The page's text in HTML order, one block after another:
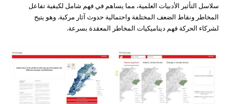
سلاسل التأثير الأدبيات العلمية، مما يساهم في فهم شامل لكيفية تفاعل
المخاطر ونقاط الضعف المختلفة واحتمالية حدوث آثار مركبة. وهو يتيح
لشركاء الحركة فهم ديناميكيات المخاطر المعقدة بسرعة.